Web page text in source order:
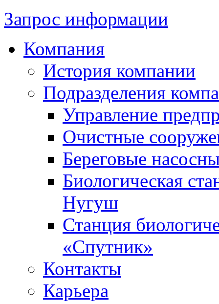
Запрос информации
Компания
История компании
Подразделения
Управление
Очистные
Береговые
Биологическая
Нугуш
Станция
«Спутник»
Контакты
Карьера